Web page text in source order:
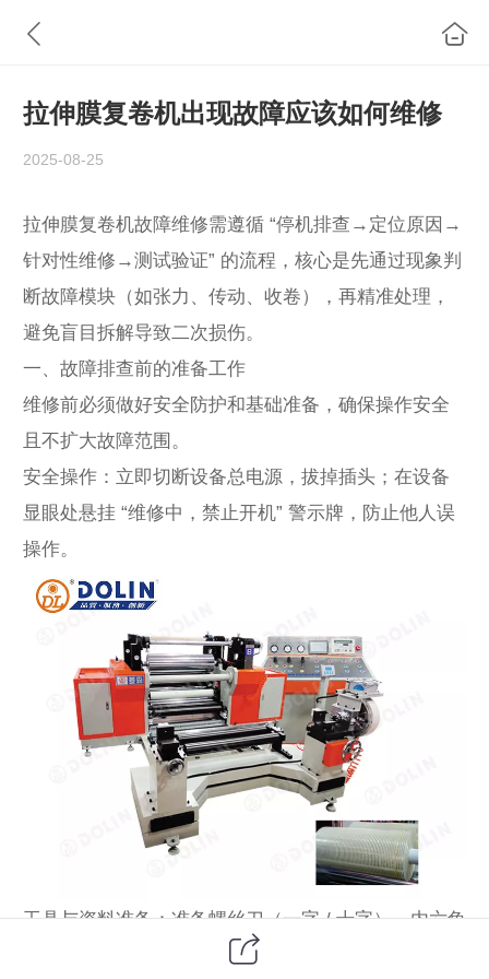
拉伸膜复卷机出现故障应该如何维修
2025-08-25
拉伸膜复卷机故障维修需遵循 “停机排查→定位原因→
针对性维修→测试验证” 的流程，核心是先通过现象判
断故障模块（如张力、传动、收卷），再精准处理，
避免盲目拆解导致二次损伤。
一、故障排查前的准备工作
维修前必须做好安全防护和基础准备，确保操作安全
且不扩大故障范围。
安全操作：立即切断设备总电源，拔掉插头；在设备
显眼处悬挂 “维修中，禁止开机” 警示牌，防止他人误
操作。
工具与资料准备：准备螺丝刀（一字 / 十字）、内六角
扳手、万用表、卷尺、无尘布、润滑油（专用齿轮油 /